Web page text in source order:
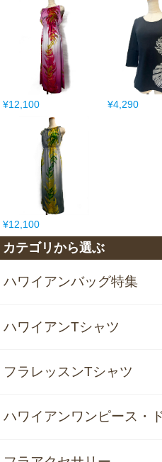
¥12,100 ¥4,290
¥12,100
カテゴリから選ぶ
ハワイアンバッグ特集
ハワイアンTシャツ
フラレッスンTシャツ
ハワイアンワンピース・